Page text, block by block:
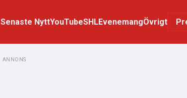
Senaste NyttYouTubeSHLEvenemangÖvrigt
ANNONS